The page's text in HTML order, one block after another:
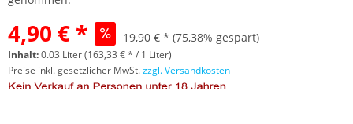
4,90 € * 19,90 € * (75,38% gespart)
Inhalt:0.03 Liter (163,33 € * / 1 Liter)
Preise inkl. gesetzlicher MwSt.zzgl. Versandkosten